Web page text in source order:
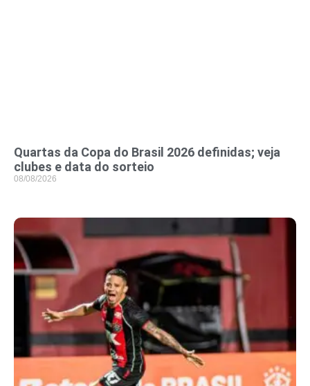
Quartas da Copa do Brasil 2026 definidas; veja
clubes e data do sorteio
08/08/2026